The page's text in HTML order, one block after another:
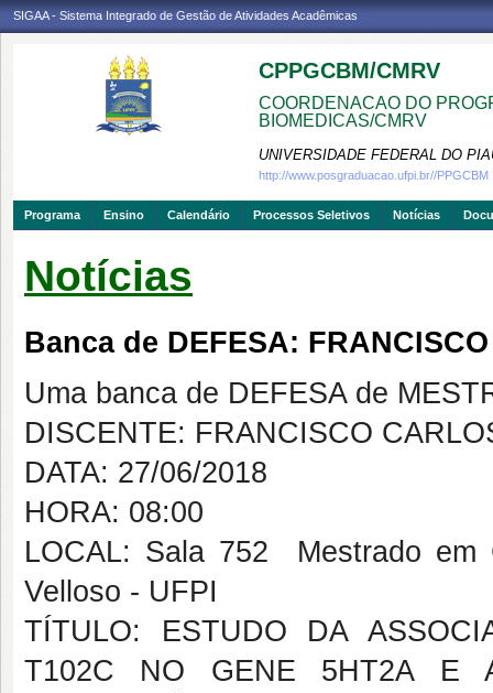
SIGAA - Sistema Integrado de Gestão de Atividades Acadêmicas
CPPGCBM/CMRV
COORDENACAO DO
BIOMEDICAS/CMRV
UNIVERSIDADE FEDERAL DO
http://www.posgraduacao.ufpi.br//PPGCBM
Programa Ensino Calendário Processos Seletivos Notícias
Notícias
Banca de DEFESA:
Uma banca de DEFESA de
DISCENTE: FRANCISCO
DATA: 27/06/2018
HORA: 08:00
LOCAL: Sala 752  Mestrado
Velloso - UFPI
TÍTULO: ESTUDO DA
T102C NO GENE 5HT2A E